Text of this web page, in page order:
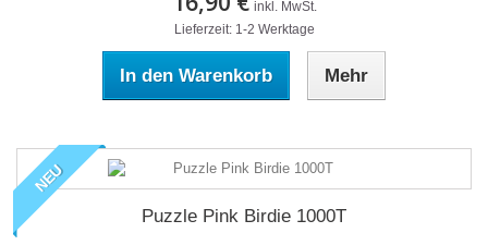
inkl. MwSt.
Lieferzeit: 1-2 Werktage
In den Warenkorb Mehr
NEU
Puzzle Pink Birdie 1000T